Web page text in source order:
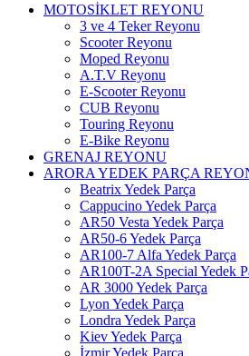
MOTOSİKLET REYONU
3 ve 4 Teker Reyonu
Scooter Reyonu
Moped Reyonu
A.T.V Reyonu
E-Scooter Reyonu
CUB Reyonu
Touring Reyonu
E-Bike Reyonu
GRENAJ REYONU
ARORA YEDEK PARÇA
Beatrix Yedek Parça
Cappucino Yedek Parça
AR50 Vesta Yedek Parça
AR50-6 Yedek Parça
AR100-7 Alfa Yedek Parça
AR100T-2A Special Yedek
AR 3000 Yedek Parça
Lyon Yedek Parça
Londra Yedek Parça
Kiev Yedek Parça
İzmir Yedek Parça